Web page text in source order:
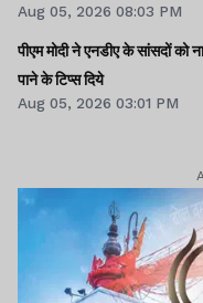
Aug 05, 2026 08:03 PM
पीएम मोदी ने एनडीए के सांसदों को
पाने के टिप्स दिये
Aug 05, 2026 03:01 PM